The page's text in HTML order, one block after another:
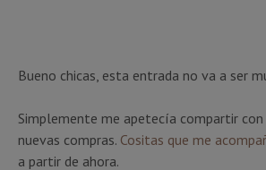
Bueno chicas, esta entrada no va a ser
Simplemente me apetecía compartir
nuevas compras. Cositas que me
a partir de ahora.